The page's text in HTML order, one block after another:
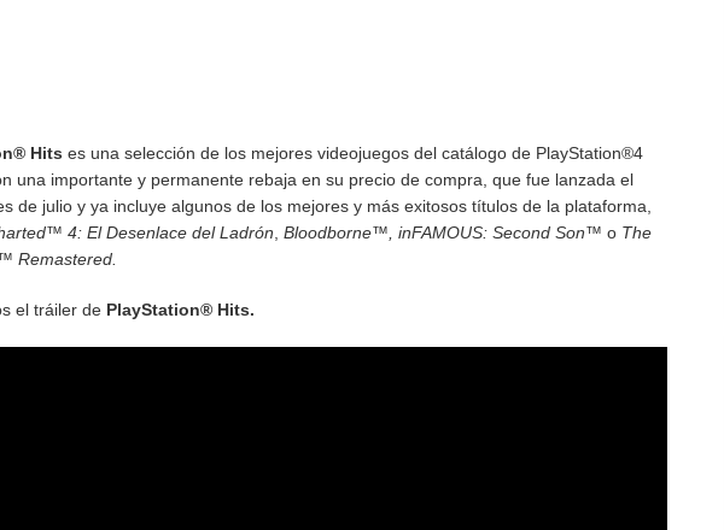
Hits es una selección de los mejores videojuegos del catálogo de PlayStation®4
una importante y permanente rebaja en su precio de compra, que fue lanzada el
de julio y ya incluye algunos de los mejores y más exitosos títulos de la plataforma,
4: El Desenlace del Ladrón Bloodborne™, inFAMOUS: Second Son™ oThe
Remastered.
el tráiler de PlayStation® Hits.